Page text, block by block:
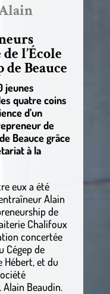
l’École
Beauce
jeunes
quatre coins
d’un
de
Beauce grâce
à la
eux a été
Alain
de
Chalifoux
concertée
Cégep de
Hébert, et du
Alain Beaudin.